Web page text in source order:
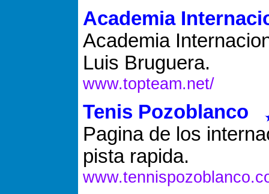
Academia
Academia
Luis Bruguera.
www.topteam.net/
Tenis Pozoblanco
Pagina de los
pista rapida.